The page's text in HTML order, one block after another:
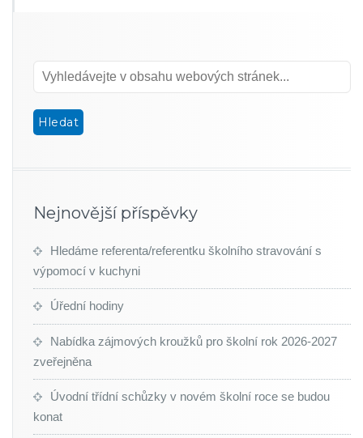
Nejnovější příspěvky
Hledáme referenta/referentku školního stravování s
výpomocí v kuchyni
Úřední hodiny
Nabídka zájmových kroužků pro školní rok 2026-2027
zveřejněna
Úvodní třídní schůzky v novém školní roce se budou
konat